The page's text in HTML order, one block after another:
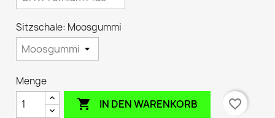
Sitzschale: Moosgummi
Menge
 IN DEN WARENKORB favorite_border